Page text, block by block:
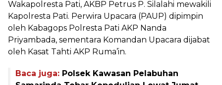
Wakapolresta Pati, AKBP Petrus P. Silalahi mewakili
Kapolresta Pati. Perwira Upacara (PAUP) dipimpin
oleh Kabagops Polresta Pati AKP Nanda
Priyambada, sementara Komandan Upacara dijabat
oleh Kasat Tahti AKP Ruma’in.
Baca juga: Polsek Kawasan Pelabuhan